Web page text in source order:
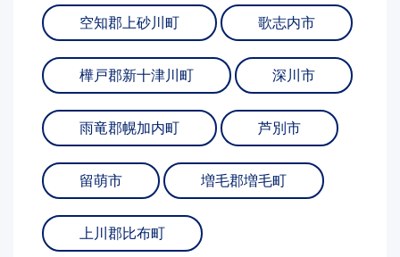
空知郡上砂川町 歌志内市
樺戸郡新十津川町 深川市
雨竜郡幌加内町 芦別市
留萌市 増毛郡増毛町
上川郡比布町